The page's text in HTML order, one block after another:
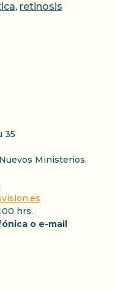
, retinosis
35
Ministerios.
hrs.
o e-mail